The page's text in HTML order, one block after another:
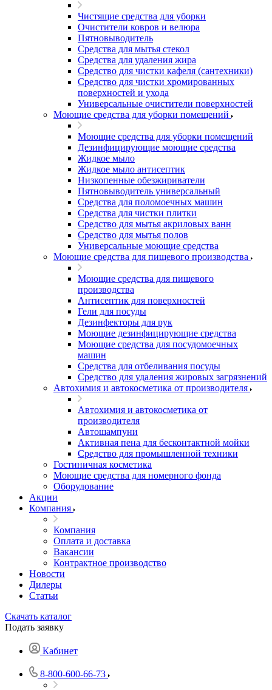
Чистящие средства для уборки
Очистители ковров и велюра
Пятновыводитель
Средства для мытья стекол
Средства для удаления жира
Средство для чистки кафеля (сантехники)
Средство для чистки хромированных
поверхностей и ухода
Универсальные очистители поверхностей
Моющие средства для уборки помещений
Моющие средства для уборки помещений
Дезинфицирующие моющие средства
Жидкое мыло
Жидкое мыло антисептик
Низкопенные обезжириватели
Пятновыводитель универсальный
Средства для поломоечных машин
Средства для чистки плитки
Средство для мытья акриловых ванн
Средство для мытья полов
Универсальные моющие средства
Моющие средства для пищевого производства
Моющие средства для пищевого
производства
Антисептик для поверхностей
Гели для посуды
Дезинфекторы для рук
Моющие дезинфицирующие средства
Моющие средства для посудомоечных
машин
Средства для отбеливания посуды
Средство для удаления жировых загрязнений
Автохимия и автокосметика от производителя
Автохимия и автокосметика от
производителя
Автошампуни
Активная пена для бесконтактной мойки
Средство для промышленной техники
Гостиничная косметика
Моющие средства для номерного фонда
Оборудование
Акции
Компания
Компания
Оплата и доставка
Вакансии
Контрактное производство
Новости
Дилеры
Статьи
Скачать каталог
Подать заявку
Кабинет
8-800-600-66-73